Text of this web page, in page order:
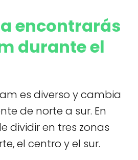
encontrarás
durante el
es diverso y cambia
de norte a sur. En
dividir en tres zonas
el centro y el sur.